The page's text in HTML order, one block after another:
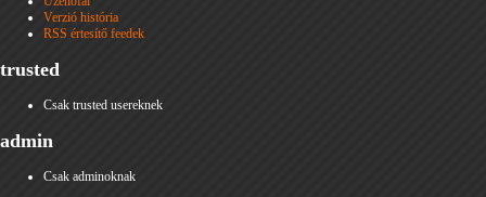
Verzió história
RSS értesítő feedek
trusted
Csak trusted usereknek
admin
Csak adminoknak